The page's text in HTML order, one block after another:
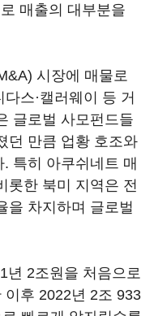
매출의 대부분을
시장에 매물로
스·캘러웨이 등 거
글로벌 사모펀드들
던 만큼 업황 호조와
특히 아쿠쉬네트 매
롯한 북미 지역은 전
을 차지하며 글로벌
년 2조원을 처음으로
이후 2022년 2조 933